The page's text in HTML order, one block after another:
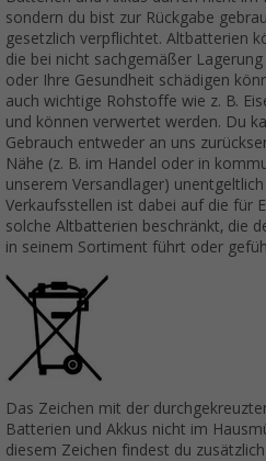
sondern du bist zur Rückgabe
gesetzlich verpflichtet. Altbatterien
die bei nicht sachgemäßer
oder Ihre Gesundheit schädigen
auch wichtige Rohstoffe wie z. B.
und können verwertet werden. Du
Gebrauch entweder an uns
Nähe (z. B. im Handel oder in
unserem Versandlager)
Verkaufsstellen ist dabei auf die für
solche Altbatterien beschränkt, die
in seinem Sortiment führt oder
Das Zeichen mit der
Batterien und Akkus nicht im
diesem Zeichen findest du